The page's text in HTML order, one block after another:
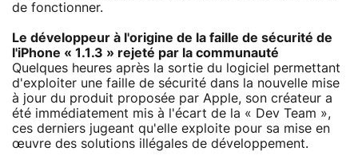
de fonctionner.
Le développeur à l'origine de la faille de sécurité de
l'iPhone « 1.1.3 » rejeté par la communauté
Quelques heures après la sortie du logiciel permettant
d'exploiter une faille de sécurité dans la nouvelle mise
à jour du produit proposée par Apple, son créateur a
été immédiatement mis à l'écart de la « Dev Team »,
ces derniers jugeant qu'elle exploite pour sa mise en
œuvre des solutions illégales de développement.